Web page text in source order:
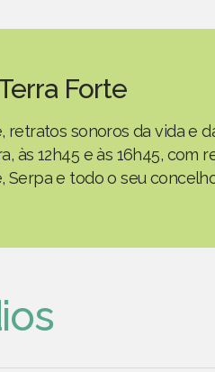
Forte
retratos sonoros da vida e
às 12h45 e às 16h45, com
Serpa e todo o seu